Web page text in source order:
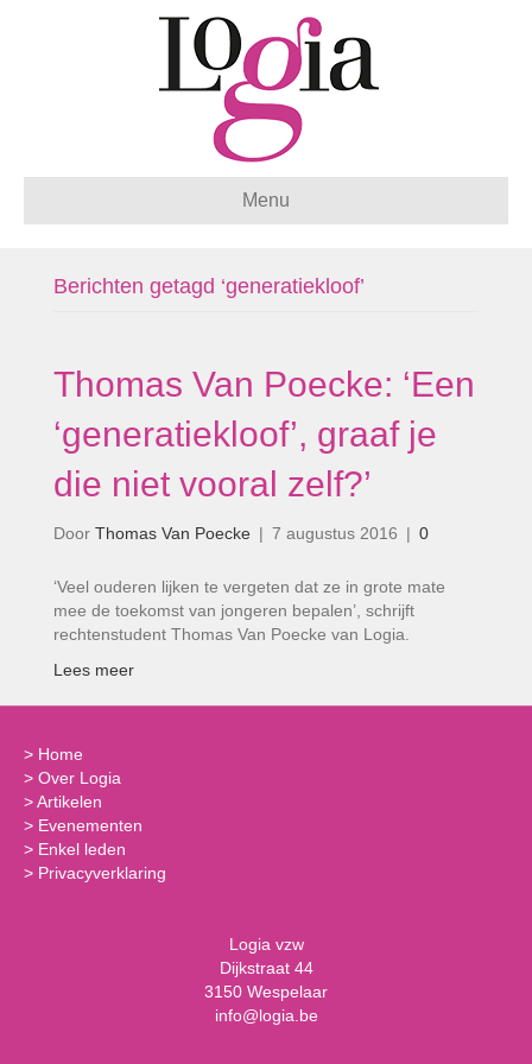
Menu
Berichten getagd ‘generatiekloof’
Thomas Van Poecke: ‘Een
‘generatiekloof’, graaf je
die niet vooral zelf?’
Door Thomas Van Poecke | 7 augustus 2016 | 0
‘Veel ouderen lijken te vergeten dat ze in grote mate
mee de toekomst van jongeren bepalen’, schrijft
rechtenstudent Thomas Van Poecke van Logia.
Lees meer
> Home
> Over Logia
>Artikelen
> Evenementen
> Enkel leden
> Privacyverklaring
Logia vzw
Dijkstraat 44
3150 Wespelaar
info@logia.be